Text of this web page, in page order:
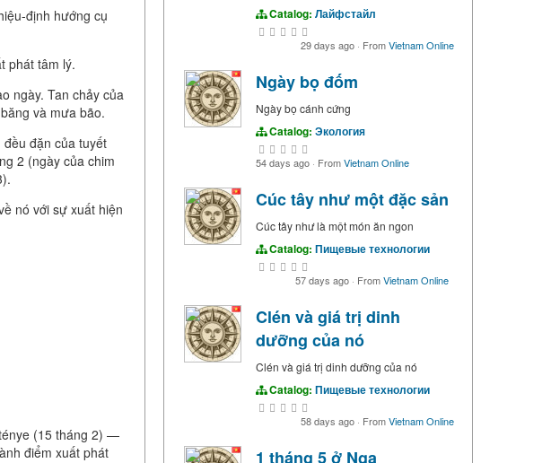
định hướng cụ
phát tâm lý.
ngày. Tan chảy của
và mưa bão.
đặn của tuyết
2 (ngày của chim
nó với sự xuất hiện
(15 tháng 2) —
điểm xuất phát
Catalog: Лайфстайл
29 days ago · FromVietnam Online
Ngày bọ đốm
Ngày bọ cánh cứng
Catalog: Экология
54 days ago · FromVietnam Online
Cúc tây như một đặc sản
Cúc tây như là một món ăn ngon
Catalog: Пищевые технологии
57 days ago · FromVietnam Online
Clén và giá trị dinh
dưỡng của nó
Clén và giá trị dinh dưỡng của nó
Catalog: Пищевые технологии
58 days ago · FromVietnam Online
1 tháng 5 ở Nga